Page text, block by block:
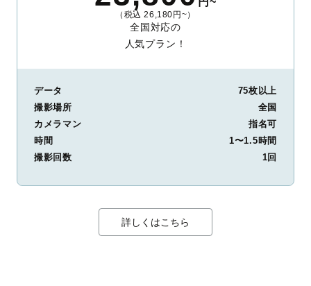
（税込 26,180円~）
全国対応の
人気プラン！
データ
75枚以上
撮影場所
全国
カメラマン
指名可
時間
1〜1.5時間
撮影回数
1回
詳しくはこちら